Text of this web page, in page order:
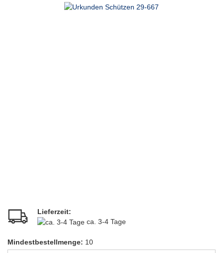
Lieferzeit:
ca. 3-4 Tage
Mindestbestellmenge: 10